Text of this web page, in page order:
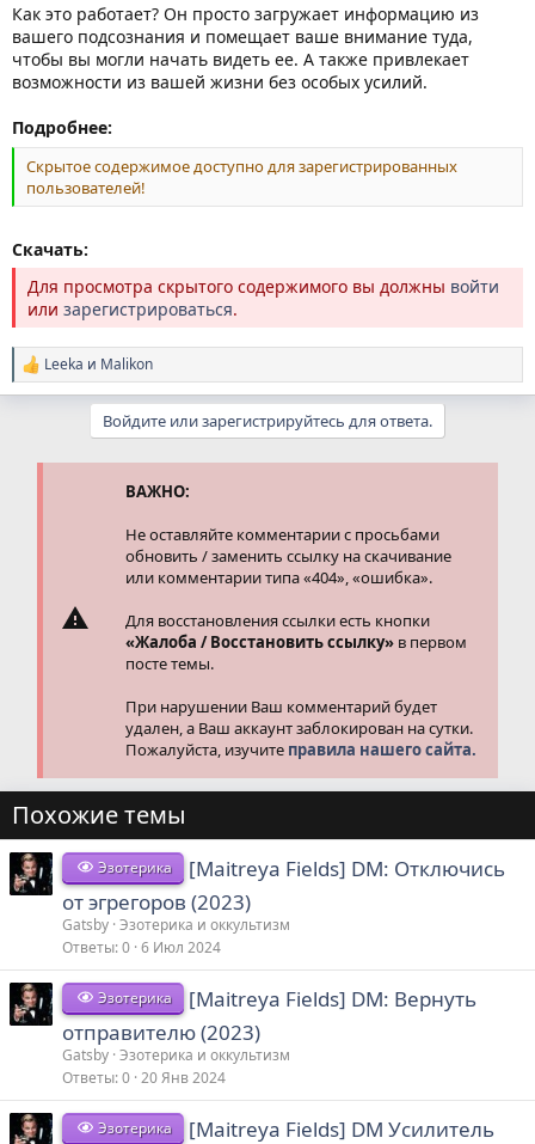
Как это работает? Он просто загружает информацию из
вашего подсознания и помещает ваше внимание туда,
чтобы вы могли начать видеть ее. А также привлекает
возможности из вашей жизни без особых усилий.
Подробнее:
Скрытое содержимое доступно для зарегистрированных
пользователей!
Скачать:
Для просмотра скрытого содержимого вы должны войти
или зарегистрироваться.
Р
е
Leeka и Malikon
Войдите или зарегистрируйтесь для ответа.
ВАЖНО:
Не оставляйте комментарии с просьбами
обновить / заменить ссылку на скачивание
или комментарии типа «404», «ошибка».
Для восстановления ссылки есть кнопки
«Жалоба / Восстановить ссылку» в первом
посте темы.
При нарушении Ваш комментарий будет
удален, а Ваш аккаунт заблокирован на сутки.
Пожалуйста, изучите правила нашего сайта.
Похожие темы
Эзотерика
[Maitreya Fields] DM: Отключись
от эгрегоров (2023)
Gatsby Эзотерика и оккультизм
Ответы 0 6 Июл 2024
Эзотерика
[Maitreya Fields] DM: Вернуть
отправителю (2023)
Gatsby Эзотерика и оккультизм
Ответы 0 20 Янв 2024
Эзотерика
[Maitreya Fields] DM Усилитель